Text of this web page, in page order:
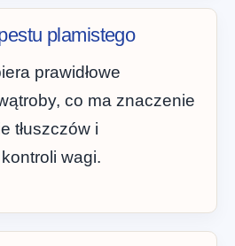
plamistego
prawidłowe
co ma znaczenie
tłuszczów i
wagi.